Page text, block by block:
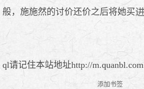
般，施施然的讨价还价之后将她买
ql请记住本站地址http://m.quanbl.com
添加书签